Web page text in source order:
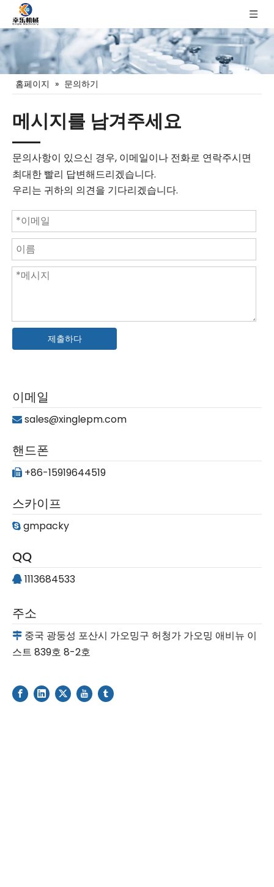
홈페이지 » 문의하기
메시지를 남겨주세요
문의사항이 있으신 경우, 이메일이나 전화로 연락주시면
최대한 빨리 답변해드리겠습니다.
우리는 귀하의 의견을 기다리겠습니다.
제출하다
이메일
 sales@xinglepm.com
핸드폰
 +86-15919644519
스카이프
 gmpacky
QQ
 1113684533
주소
 중국 광둥성 포산시 가오밍구 허청가 가오밍 애비뉴 이
스트 839호 8-2호